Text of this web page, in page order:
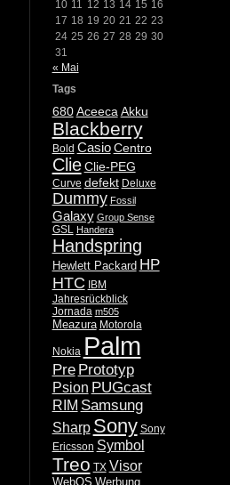
10 11 12 13 14 15 16
17 18 19 20 21 22 23
24 25 26 27 28 29 30
31
« Mai
Tags
680 Aceeca Akku
Blackberry
Bold Casio Centro
Clie Clie-PEG
Curve defekt Deluxe
Dummy Fossil
Galaxy Group Sense
GSL Handera
Handspring
Hewlett Packard HP
HTC
IBM
Jahresrückblick
Jornada m505
Meazura Motorola
Nokia Palm
Pre Prototyp
Psion PUGcast
RIM Samsung
Sharp Sony Sony
Ericsson Symbol
Treo TX Visor
WebOS Werbung